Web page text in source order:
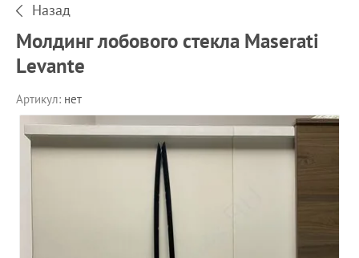
Назад
Молдинг лобового стекла Maserati
Levante
Артикул: нет